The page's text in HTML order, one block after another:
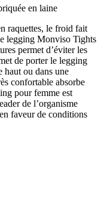
en laine
raquettes, le froid fait
legging Monviso Tights
permet d’éviter les
de porter le legging
haut ou dans une
confortable absorbe
pour femme est
de l’organisme
faveur de conditions